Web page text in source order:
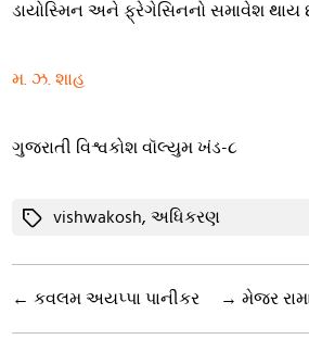
ડાયોસ્મિન અને ફ્રેગેસિનનો સમાવેશ થાય
મ. ઝ. શાહ
ગુજરાતી વિશ્વકોશ વૉલ્યુમ ખંડ-૮
Tagsvishwakosh,અધિકરણ
← કવલમ અયપ્પા પાનીકર → મેજર